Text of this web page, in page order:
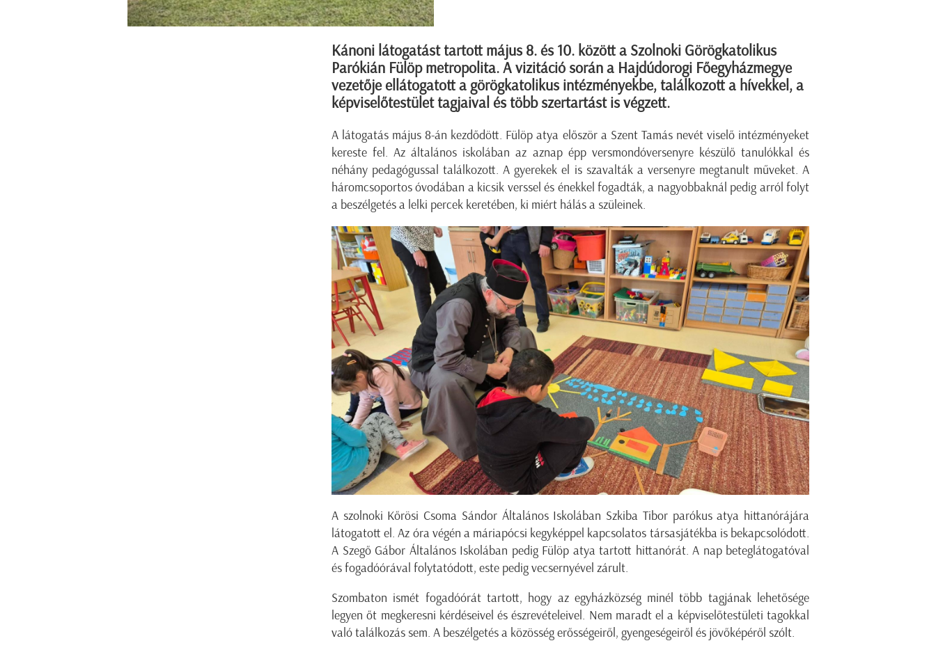
Kánoni látogatást tartott május 8. és 10. között a Szolnoki Görögkatolikus
Parókián Fülöp metropolita. A vizitáció során a Hajdúdorogi Főegyházmegye
vezetője ellátogatott a görögkatolikus intézményekbe, találkozott a hívekkel, a
képviselőtestület tagjaival és több szertartást is végzett.
A látogatás május 8-án kezdődött. Fülöp atya először a Szent Tamás nevét viselő intézményeket
kereste fel. Az általános iskolában az aznap épp versmondóversenyre készülő tanulókkal és
néhány pedagógussal találkozott. A gyerekek el is szavalták a versenyre megtanult műveket. A
háromcsoportos óvodában a kicsik verssel és énekkel fogadták, a nagyobbaknál pedig arról folyt
a beszélgetés a lelki percek keretében, ki miért hálás a szüleinek.
A szolnoki Kőrösi Csoma Sándor Általános Iskolában Szkiba Tibor parókus atya hittanórájára
látogatott el. Az óra végén a máriapócsi kegyképpel kapcsolatos társasjátékba is bekapcsolódott.
A Szegő Gábor Általános Iskolában pedig Fülöp atya tartott hittanórát. A nap beteglátogatóval
és fogadóórával folytatódott, este pedig vecsernyével zárult.
Szombaton ismét fogadóórát tartott, hogy az egyházközség minél több tagjának lehetősége
legyen őt megkeresni kérdéseivel és észrevételeivel. Nem maradt el a képviselőtestületi tagokkal
való találkozás sem. A beszélgetés a közösség erősségeiről, gyengeségeiről és jövőképéről szólt.